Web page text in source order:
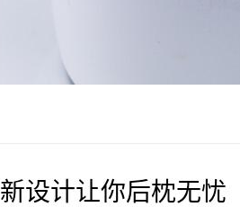
设计让你后枕无忧